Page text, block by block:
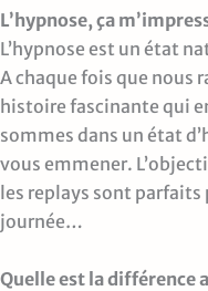
L’hypnose, ça
L’hypnose est un état
A chaque fois que nous
histoire fascinante qui
sommes dans un état
vous emmener.
les replays sont
journée…
Quelle est la différence